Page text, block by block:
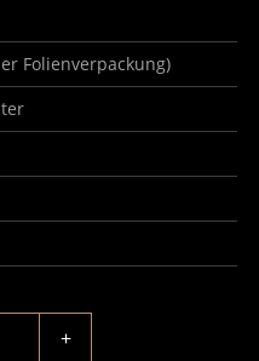
Folienverpackung)
+